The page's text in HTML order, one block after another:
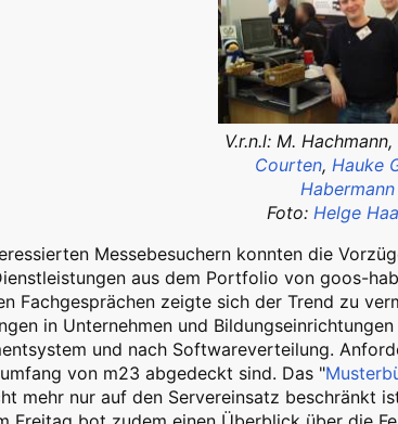
V.r.n.l: M. Hachmann,
Courten, Hauke
Habermann
Foto: Helge
Messebesuchern konnten die
aus dem Portfolio von goos-
Fachgesprächen zeigte sich der Trend zu
in Unternehmen und
und nach Softwareverteilung.
von m23 abgedeckt sind. Das "
mehr nur auf den Servereinsatz beschränkt